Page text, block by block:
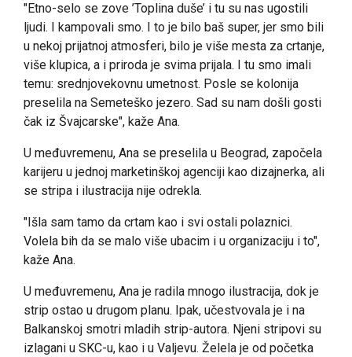
"Etno-selo se zove ’Toplina duše’ i tu su nas ugostili
ljudi. I kampovali smo. I to je bilo baš super, jer smo bili
u nekoj prijatnoj atmosferi, bilo je više mesta za crtanje,
više klupica, a i priroda je svima prijala. I tu smo imali
temu: srednjovekovnu umetnost. Posle se kolonija
preselila na Semeteško jezero. Sad su nam došli gosti
čak iz Švajcarske", kaže Ana.
U međuvremenu, Ana se preselila u Beograd, započela
karijeru u jednoj marketinškoj agenciji kao dizajnerka, ali
se stripa i ilustracija nije odrekla.
"Išla sam tamo da crtam kao i svi ostali polaznici.
Volela bih da se malo više ubacim i u organizaciju i to",
kaže Ana.
U međuvremenu, Ana je radila mnogo ilustracija, dok je
strip ostao u drugom planu. Ipak, učestvovala je i na
Balkanskoj smotri mladih strip-autora. Njeni stripovi su
izlagani u SKC-u, kao i u Valjevu. Želela je od početka